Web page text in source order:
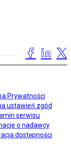
Prywatności
ustawień zgód
serwisu
o nadawcy
dostępności